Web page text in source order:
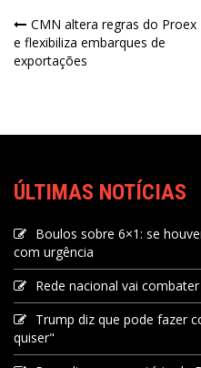
CMN altera regras do Proex
e flexibiliza embarques de
exportações
ÚLTIMAS NOTÍCIAS
Boulos sobre 6×1: se
com urgência
Rede nacional vai
Trump diz que pode fazer
quiser"